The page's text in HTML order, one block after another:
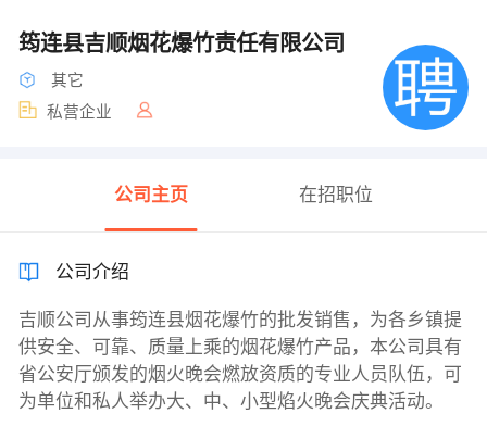
筠连县吉顺烟花爆竹责任有限公司
其它
私营企业
公司主页 在招职位
公司介绍
吉顺公司从事筠连县烟花爆竹的批发销售，为各乡镇提
供安全、可靠、质量上乘的烟花爆竹产品，本公司具有
省公安厅颁发的烟火晚会燃放资质的专业人员队伍，可
为单位和私人举办大、中、小型焰火晚会庆典活动。